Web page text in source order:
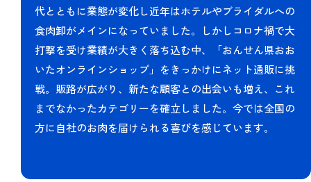
代とともに業態が変化し近年はホテルやブライダルへの
食肉卸がメインになっていました。しかしコロナ禍で大
打撃を受け業績が大きく落ち込む中、「おんせん県おお
いたオンラインショップ」をきっかけにネット通販に挑
戦。販路が広がり、新たな顧客との出会いも増え、これ
までなかったカテゴリーを確立しました。今では全国の
方に自社のお肉を届けられる喜びを感じています。